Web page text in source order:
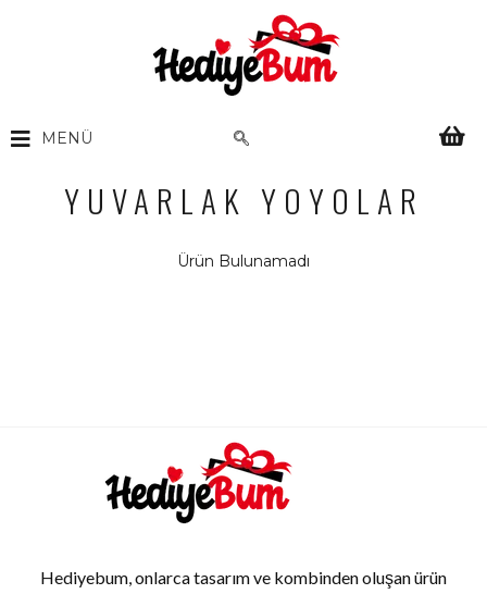
MENÜ
YUVARLAK YOYOLAR
Ürün Bulunamadı
Hediyebum, onlarca tasarım ve kombinden oluşan ürün